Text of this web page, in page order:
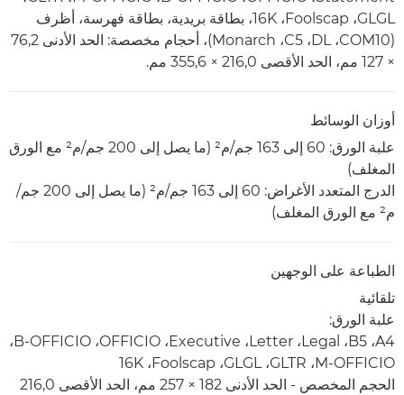
GLGL‏، Foolscap‏، ‏16K، بطاقة بريدية، بطاقة فهرسة، أظرف
(COM10، ‏DL، ‏C5، ‏Monarch)، أحجام مخصصة: الحد الأدنى 76,2
× 127 مم، الحد الأقصى 216,0 × 355,6 مم.
أوزان الوسائط
علبة الورق: 60 إلى 163 جم/م² (ما يصل إلى 200 جم/م² مع الورق
المغلف)
الدرج المتعدد الأغراض: 60 إلى 163 جم/م² (ما يصل إلى 200 جم/
م² مع الورق المغلف)
الطباعة على الوجهين
تلقائية
علبة الورق:
A4‏، B5‏، Legal‏، Letter‏، Executive‏، OFFICIO‏، B-OFFICIO‏،
الحجم المخصص - الحد الأدنى 182 × 257 مم، الحد الأقصى 216,0